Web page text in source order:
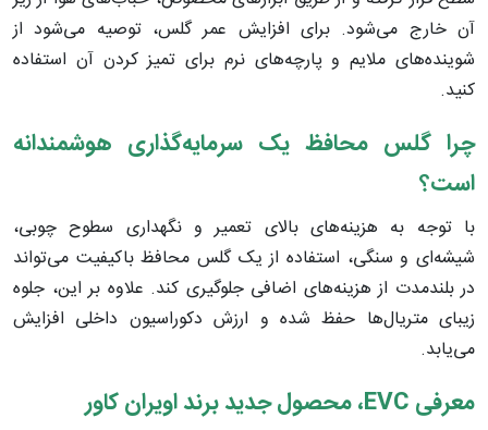
آن خارج می‌شود. برای افزایش عمر گلس، توصیه می‌شود از
شوینده‌های ملایم و پارچه‌های نرم برای تمیز کردن آن استفاده
کنید.
چرا گلس محافظ یک سرمایه‌گذاری هوشمندانه
است؟
با توجه به هزینه‌های بالای تعمیر و نگهداری سطوح چوبی،
شیشه‌ای و سنگی، استفاده از یک گلس محافظ باکیفیت می‌تواند
در بلندمدت از هزینه‌های اضافی جلوگیری کند. علاوه بر این، جلوه
زیبای متریال‌ها حفظ شده و ارزش دکوراسیون داخلی افزایش
می‌یابد.
معرفی ، محصول جدید برند اویران کاور